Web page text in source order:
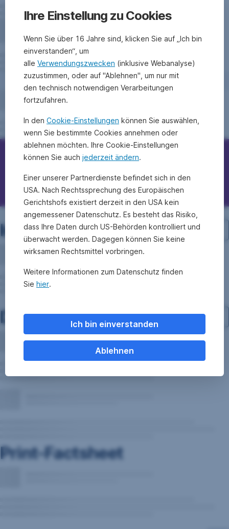
Erste Bank/Sparkassen kontaktieren
Fragen, Ideen, Anregungen?
Investment-Struktur
Dokumente
Print-Factsheet
Ihre Einstellung zu Cookies
Wenn Sie über 16 Jahre sind, klicken Sie auf „Ich bin
einverstanden“, um
alle Verwendungszwecken (inklusive Webanalyse)
zuzustimmen, oder auf "Ablehnen", um nur mit
den technisch notwendigen Verarbeitungen
fortzufahren.
In den Cookie-Einstellungen können Sie auswählen,
wenn Sie bestimmte Cookies annehmen oder
ablehnen möchten. Ihre Cookie-Einstellungen
können Sie auch jederzeit ändern.
Einer unserer Partnerdienste befindet sich in den
USA. Nach Rechtssprechung des Europäischen
Gerichtshofs existiert derzeit in den USA kein
angemessener Datenschutz. Es besteht das Risiko,
dass Ihre Daten durch US-Behörden kontrolliert und
überwacht werden. Dagegen können Sie keine
wirksamen Rechtsmittel vorbringen.
Weitere Informationen zum Datenschutz finden
Sie hier.
Ich bin einverstanden
Ablehnen